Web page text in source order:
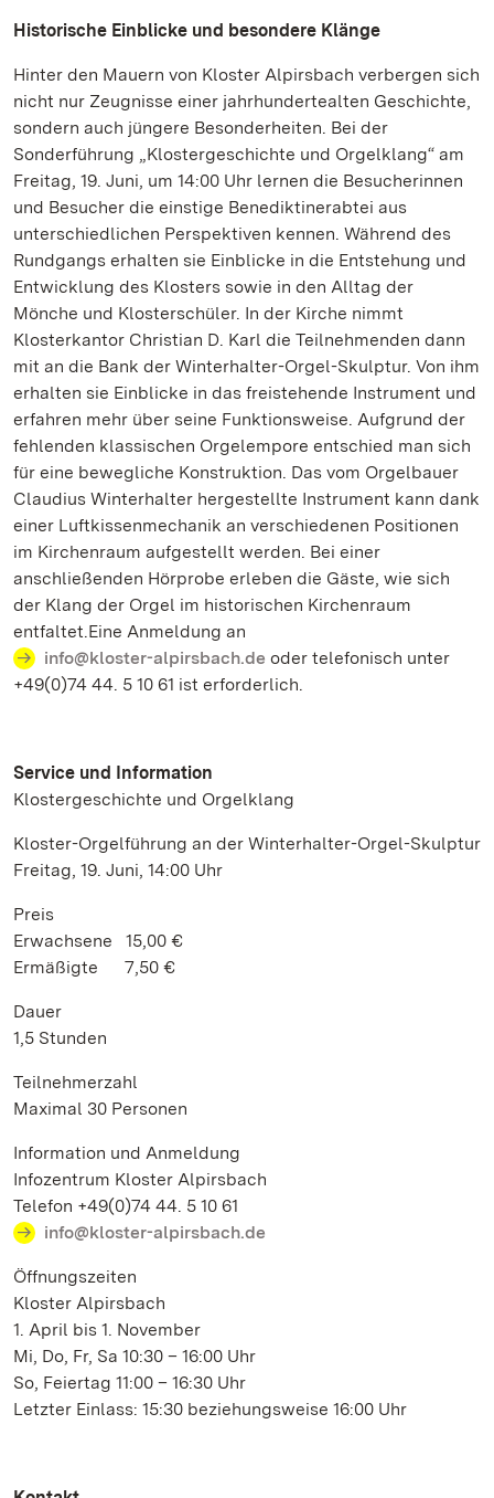
Historische Einblicke und besondere Klänge
Hinter den Mauern von Kloster Alpirsbach verbergen sich
nicht nur Zeugnisse einer jahrhundertealten Geschichte,
sondern auch jüngere Besonderheiten. Bei der
Sonderführung „Klostergeschichte und Orgelklang“ am
Freitag, 19. Juni, um 14:00 Uhr lernen die Besucherinnen
und Besucher die einstige Benediktinerabtei aus
unterschiedlichen Perspektiven kennen. Während des
Rundgangs erhalten sie Einblicke in die Entstehung und
Entwicklung des Klosters sowie in den Alltag der
Mönche und Klosterschüler. In der Kirche nimmt
Klosterkantor Christian D. Karl die Teilnehmenden dann
mit an die Bank der Winterhalter-Orgel-Skulptur. Von ihm
erhalten sie Einblicke in das freistehende Instrument und
erfahren mehr über seine Funktionsweise. Aufgrund der
fehlenden klassischen Orgelempore entschied man sich
für eine bewegliche Konstruktion. Das vom Orgelbauer
Claudius Winterhalter hergestellte Instrument kann dank
einer Luftkissenmechanik an verschiedenen Positionen
im Kirchenraum aufgestellt werden. Bei einer
anschließenden Hörprobe erleben die Gäste, wie sich
der Klang der Orgel im historischen Kirchenraum
entfaltet.Eine Anmeldung an
info@kloster-alpirsbach.de oder telefonisch unter
+49(0)74 44. 5 10 61 ist erforderlich.
Service und Information
Klostergeschichte und Orgelklang
Kloster-Orgelführung an der Winterhalter-Orgel-Skulptur
Freitag, 19. Juni, 14:00 Uhr
Preis
Erwachsene 15,00 €
Ermäßigte 7,50 €
Dauer
1,5 Stunden
Teilnehmerzahl
Maximal 30 Personen
Information und Anmeldung
Infozentrum Kloster Alpirsbach
Telefon +49(0)74 44. 5 10 61
info@kloster-alpirsbach.de
Öffnungszeiten
Kloster Alpirsbach
1. April bis 1. November
Mi, Do, Fr, Sa 10:30 – 16:00 Uhr
So, Feiertag 11:00 – 16:30 Uhr
Letzter Einlass: 15:30 beziehungsweise 16:00 Uhr